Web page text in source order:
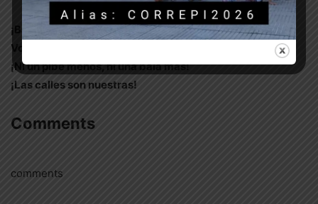
¡Basta de gatillo fácil en los barrios más humildes!
Volvemos a gritar: ¡la represión es política de estado!
¡Ni un pibe menos, ni una bala más!
¡Las calles son nuestras!
Comments
comments